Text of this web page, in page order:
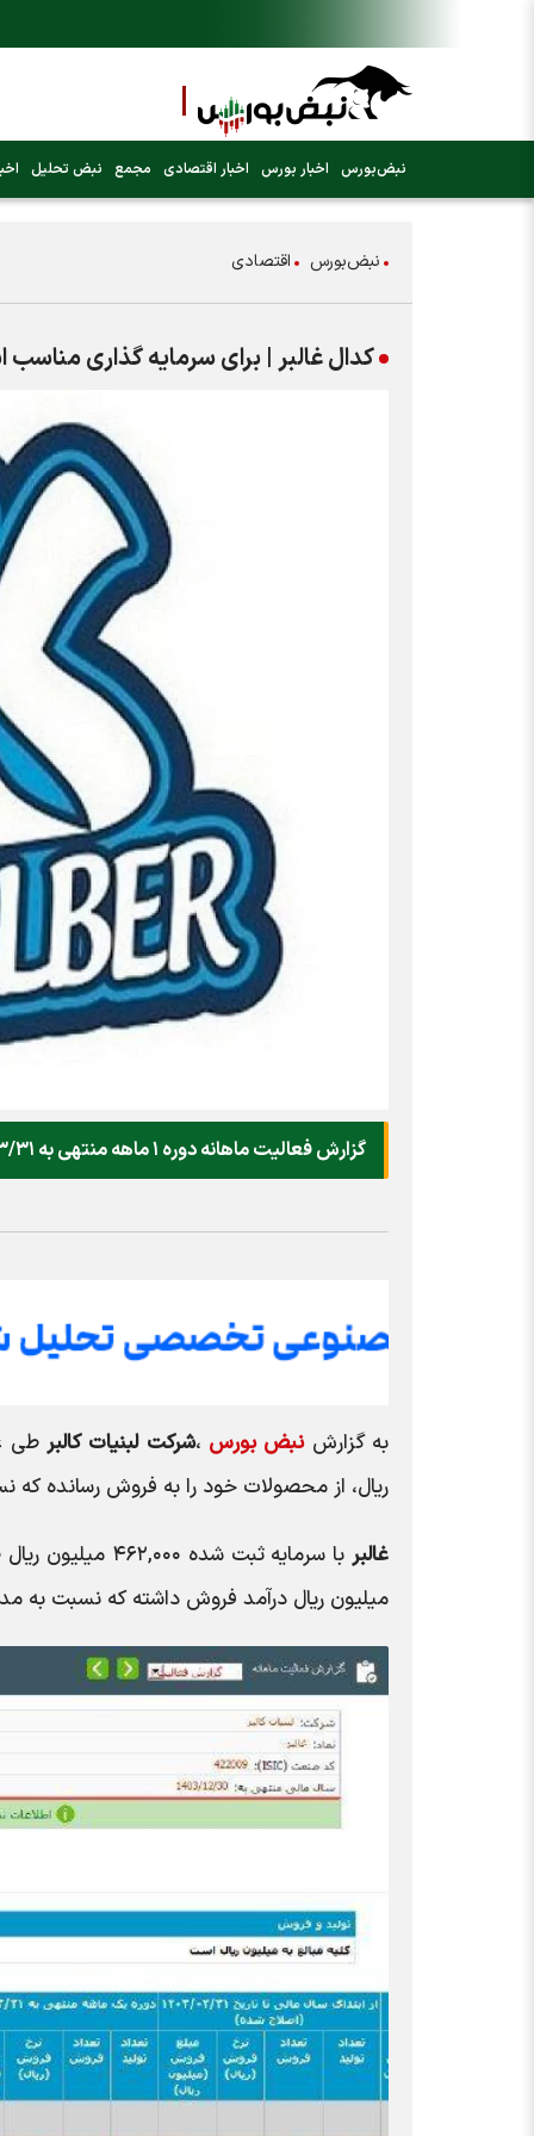
نبض‌بورس اخبار بورس اخبار اقتصادی مجمع نبض تحلیل
نبض‌بورس اقتصادی
کدال غالبر | برای سرمایه گذاری
گزارش فعالیت ماهانه دوره ۱ ماهه منتهی به ۱۴۰۳/۰۳/۳۱ شرکت لبنیات کالبر را در این مطلب می خوانید.
به گزارشنبض بورس ،شرکت لبنیات کالبر
ریال، از محصولات خود را به فروش رسانده که نسبت به مدت
غالبر
میلیون ریال درآمد فروش داشته که نسبت به مدت مشابه سال